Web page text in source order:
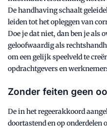
De handhaving schaalt
leiden tot het opleggen van
Doe je dat niet, dan ben je
geloofwaardig als
om een gelijk speelveld te
opdrachtgevers en
Zonder feiten geen
De in het regeerakkoord
doortastend en op